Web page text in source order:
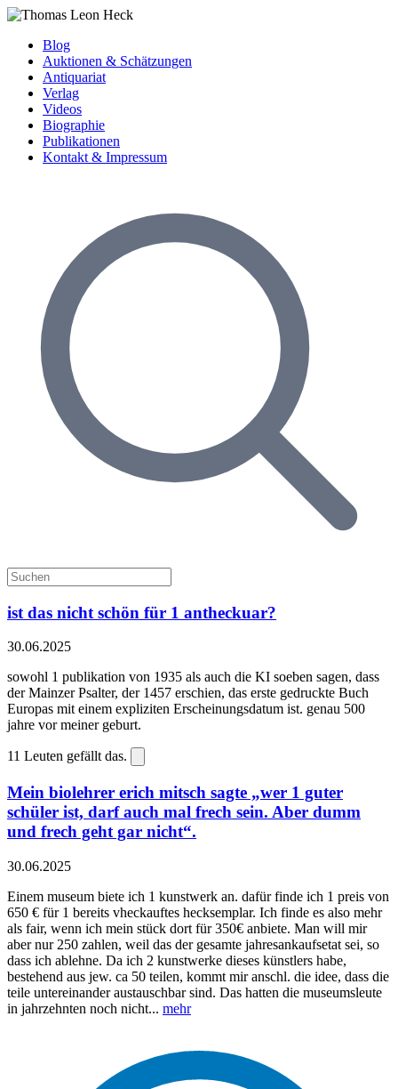
Blog
Auktionen & Schätzungen
Antiquariat
Verlag
Videos
Biographie
Publikationen
Kontakt & Impressum
ist das nicht schön für 1 antheckuar?
30.06.2025
sowohl 1 publikation von 1935 als auch die KI soeben sagen, dass
der Mainzer Psalter, der 1457 erschien, das erste gedruckte Buch
Europas mit einem expliziten Erscheinungsdatum ist. genau 500
jahre vor meiner geburt.
11 Leuten gefällt das.
Mein biolehrer erich mitsch sagte „wer 1 guter
schüler ist, darf auch mal frech sein. Aber dumm
und frech geht gar nicht“.
30.06.2025
Einem museum biete ich 1 kunstwerk an. dafür finde ich 1 preis von
650 € für 1 bereits vheckauftes hecksemplar. Ich finde es also mehr
als fair, wenn ich mein stück dort für 350€ anbiete. Man will mir
aber nur 250 zahlen, weil das der gesamte jahresankaufsetat sei, so
dass ich ablehne. Da ich 2 kunstwerke dieses künstlers habe,
bestehend aus jew. ca 50 teilen, kommt mir anschl. die idee, dass die
teile untereinander austauschbar sind. Das hatten die museumsleute
in jahrzehnten noch nicht... mehr